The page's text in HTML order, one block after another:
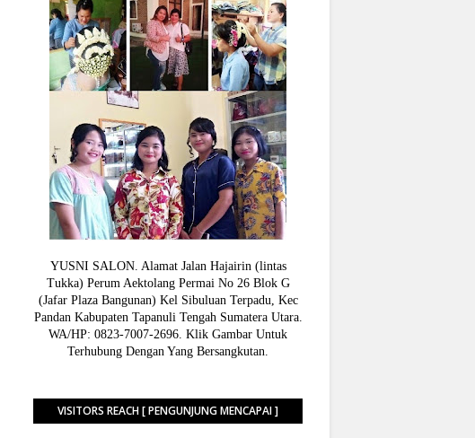
YUSNI SALON. Alamat Jalan Hajairin (lintas
Tukka) Perum Aektolang Permai No 26 Blok G
(Jafar Plaza Bangunan) Kel Sibuluan Terpadu, Kec
Pandan Kabupaten Tapanuli Tengah Sumatera Utara.
WA/HP: 0823-7007-2696. Klik Gambar Untuk
Terhubung Dengan Yang Bersangkutan.
VISITORS REACH [ PENGUNJUNG MENCAPAI ]